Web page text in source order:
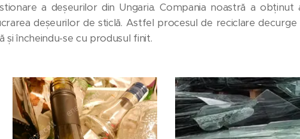
a deșeurilor din Ungaria. Compania noastră a
deșeurilor de sticlă. Astfel procesul de reciclare
și încheindu-se cu produsul finit.